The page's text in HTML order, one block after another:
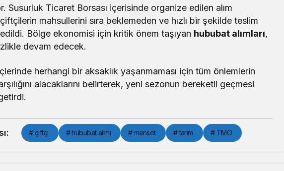
Susurluk Ticaret Borsası içerisinde organize edilen alım
mahsullerini sıra beklemeden ve hızlı bir şekilde teslim
Bölge ekonomisi için kritik önem taşıyan hububat alımları,
devam edecek.
herhangi bir aksaklık yaşanmaması için tüm önlemlerin
alacaklarını belirterek, yeni sezonun bereketli geçmesi
# çiftçi # hububat alımı # manset # tarım # TMO